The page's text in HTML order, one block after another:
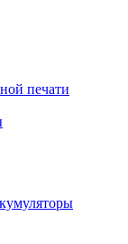
печати